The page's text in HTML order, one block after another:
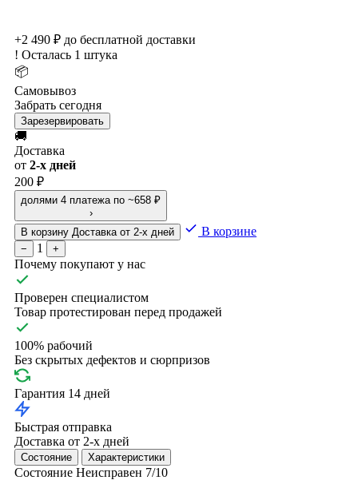
+2 490 ₽ до бесплатной доставки
! Осталась 1 штука
📦
Самовывоз
Забрать сегодня
Зарезервировать
🚚
Доставка
от 2-х дней
200 ₽
долями 4 платежа по ~658 ₽
›
В корзину Доставка от 2-х дней В корзине
− 1 +
Почему покупают у нас
Проверен специалистом
Товар протестирован перед продажей
100% рабочий
Без скрытых дефектов и сюрпризов
Гарантия 14 дней
Быстрая отправка
Доставка от 2-х дней
Состояние Характеристики
Состояние Неисправен 7/10